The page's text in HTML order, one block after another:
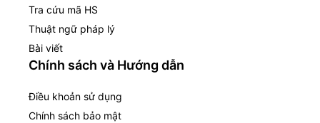
Tra cứu mã HS
Thuật ngữ pháp lý
Bài viết
Chính sách và Hướng dẫn
Điều khoản sử dụng
Chính sách bảo mật